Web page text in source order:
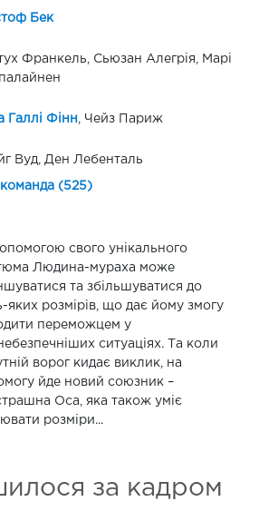
Бек
Франкель, Сьюзан Алегрія, Марі
Галлі Фінн , Чейз Париж
Вуд, Ден Лебенталь
команда (525)
свого унікального
Людина-мураха може
та збільшуватися до
яких розмірів, що дає йому змогу
переможцем у
ситуаціях. Та коли
ворог кидає виклик, на
йде новий союзник –
Оса, яка також уміє
розміри...
за кадром